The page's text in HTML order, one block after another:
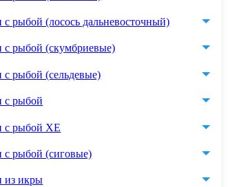
с рыбой (лосось дальневосточный)
с рыбой (скумбриевые)
с рыбой (сельдевые)
с рыбой
с рыбой ХЕ
с рыбой (сиговые)
из икры